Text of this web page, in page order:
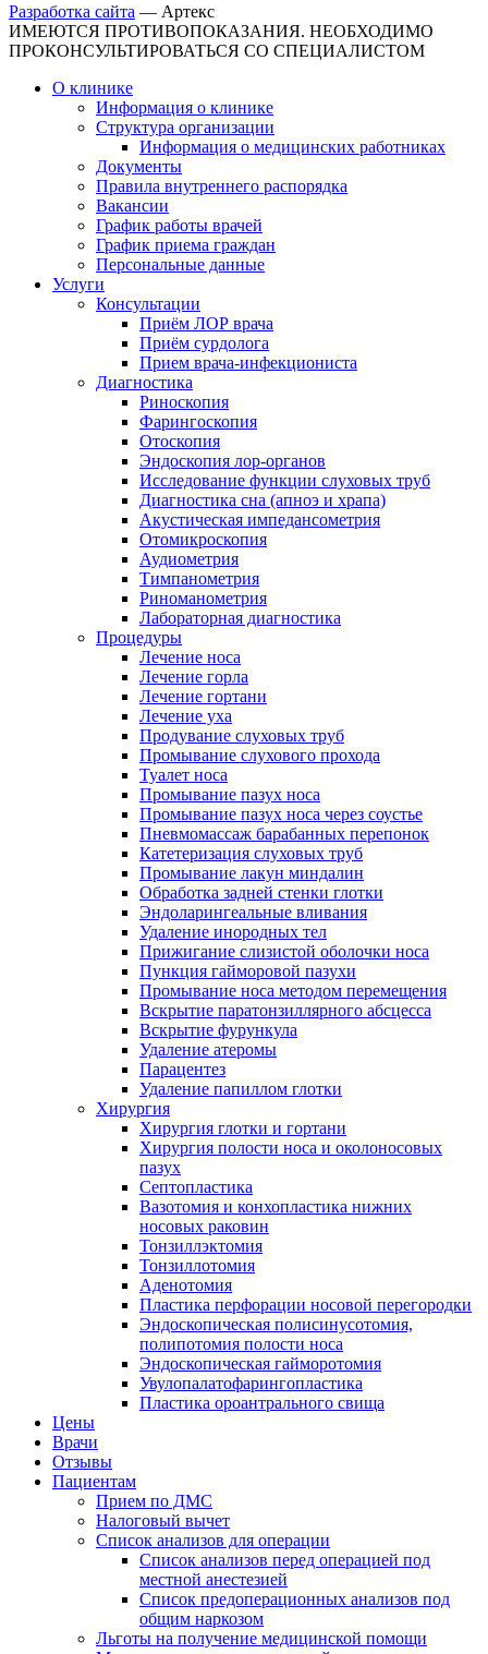
Разработка сайта — Артекс
ИМЕЮТСЯ ПРОТИВОПОКАЗАНИЯ. НЕОБХОДИМО
ПРОКОНСУЛЬТИРОВАТЬСЯ СО СПЕЦИАЛИСТОМ
О клинике
Информация о клинике
Структура организации
Информация о медицинских работниках
Документы
Правила внутреннего распорядка
Вакансии
График работы врачей
График приема граждан
Персональные данные
Услуги
Консультации
Приём ЛОР врача
Приём сурдолога
Прием врача-инфекциониста
Диагностика
Риноскопия
Фарингоскопия
Отоскопия
Эндоскопия лор-органов
Исследование функции слуховых труб
Диагностика сна (апноэ и храпа)
Акустическая импедансометрия
Отомикроскопия
Аудиометрия
Тимпанометрия
Риноманометрия
Лабораторная диагностика
Процедуры
Лечение носа
Лечение горла
Лечение гортани
Лечение уха
Продувание слуховых труб
Промывание слухового прохода
Туалет носа
Промывание пазух носа
Промывание пазух носа через соустье
Пневмомассаж барабанных перепонок
Катетеризация слуховых труб
Промывание лакун миндалин
Обработка задней стенки глотки
Эндоларингеальные вливания
Удаление инородных тел
Прижигание слизистой оболочки носа
Пункция гайморовой пазухи
Промывание носа методом перемещения
Вскрытие паратонзиллярного абсцесса
Вскрытие фурункула
Удаление атеромы
Парацентез
Удаление папиллом глотки
Хирургия
Хирургия глотки и гортани
Хирургия полости носа и околоносовых
пазух
Септопластика
Вазотомия и конхопластика нижних
носовых раковин
Тонзиллэктомия
Тонзиллотомия
Аденотомия
Пластика перфорации носовой перегородки
Эндоскопическая полисинусотомия,
полипотомия полости носа
Эндоскопическая гайморотомия
Увулопалатофарингопластика
Пластика ороантрального свища
Цены
Врачи
Отзывы
Пациентам
Прием по ДМС
Налоговый вычет
Список анализов для операции
Список анализов перед операцией под
местной анестезией
Список предоперационных анализов под
общим наркозом
Льготы на получение медицинской помощи